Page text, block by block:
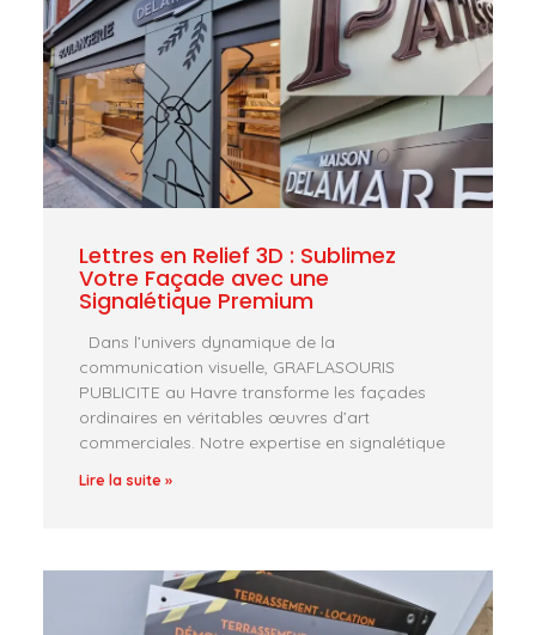
Lettres en Relief 3D : Sublimez
Votre Façade avec une
Signalétique Premium
Dans l’univers dynamique de la
communication visuelle, GRAFLASOURIS
PUBLICITE au Havre transforme les façades
ordinaires en véritables œuvres d’art
commerciales. Notre expertise en signalétique
Lire la suite »